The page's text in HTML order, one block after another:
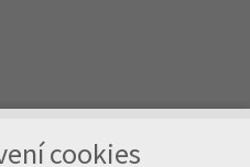
cookies